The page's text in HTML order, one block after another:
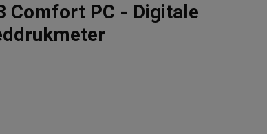
Comfort PC - Digitale